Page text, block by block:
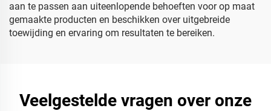
aan te passen aan uiteenlopende behoeften voor op maat
gemaakte producten en beschikken over uitgebreide
toewijding en ervaring om resultaten te bereiken.
Veelgestelde vragen over onze